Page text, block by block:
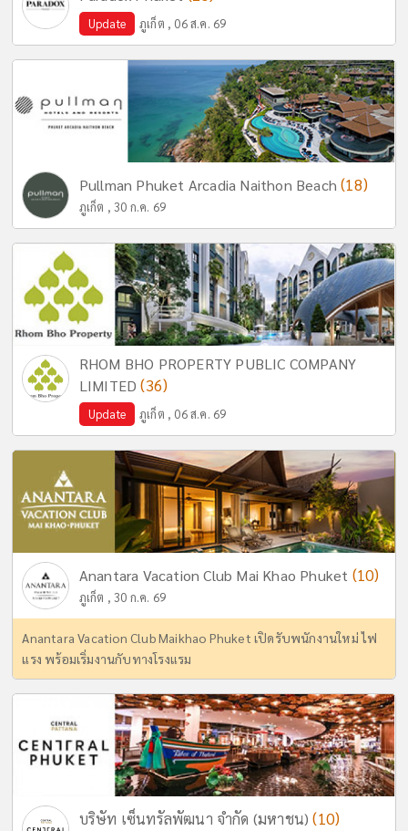
Update ภูเก็ต , 06 ส.ค. 69
Pullman Phuket Arcadia Naithon Beach(18)
ภูเก็ต , 30 ก.ค. 69
RHOM BHO PROPERTY PUBLIC COMPANY
LIMITED(36)
Update ภูเก็ต , 06 ส.ค. 69
Anantara Vacation Club Mai Khao Phuket (10)
ภูเก็ต , 30 ก.ค. 69
Anantara Vacation Club Maikhao Phuket เปิดรับพนักงานใหม่ ไฟ
แรง พร้อมเริ่มงานกับทางโรงแรม
บริษัท เซ็นทรัลพัฒนา จำกัด (มหาชน)(10)